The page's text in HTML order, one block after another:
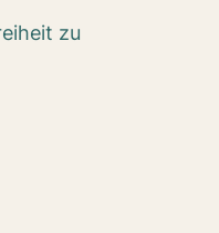
zu